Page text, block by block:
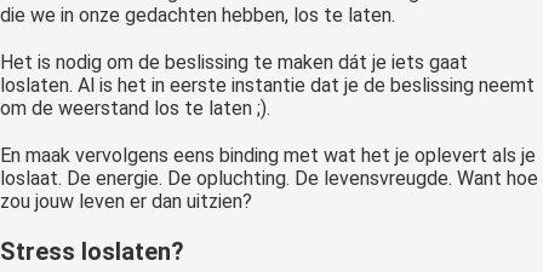
die we in onze gedachten hebben, los te laten.
Het is nodig om de beslissing te maken dát je iets gaat
loslaten. Al is het in eerste instantie dat je de beslissing neemt
om de weerstand los te laten ;).
En maak vervolgens eens binding met wat het je oplevert als je
loslaat. De energie. De opluchting. De levensvreugde. Want hoe
zou jouw leven er dan uitzien?
Stress loslaten?